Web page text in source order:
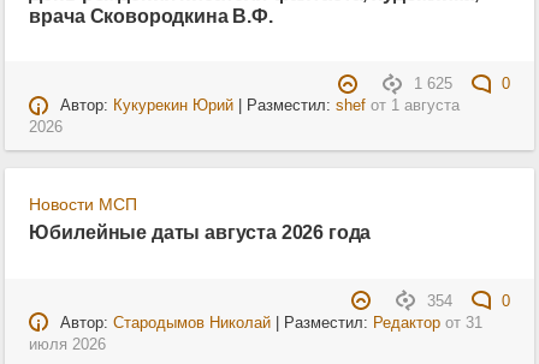
врача Сковородкина В.Ф.
1 625
0
Автор: Кукурекин Юрий| Разместил: shefот 1 августа
2026
Новости МСП
Юбилейные даты августа 2026 года
354
0
Автор: Стародымов Николай| Разместил: Редакторот 31
июля 2026